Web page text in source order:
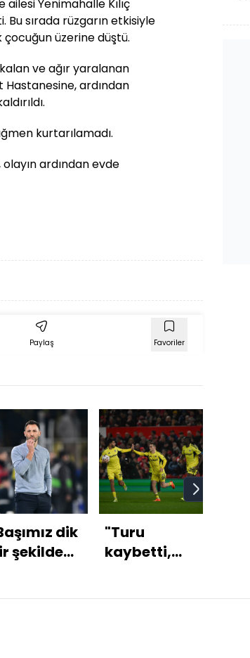
Yenimahalle Kılıç
Bu sırada rüzgarın etkisiyle
üzerine düştü.
ve ağır yaralanan
ardından
kurtarılamadı.
ardından evde
Paylaş Favoriler
dik
şekilde
"Turu
kaybetti,